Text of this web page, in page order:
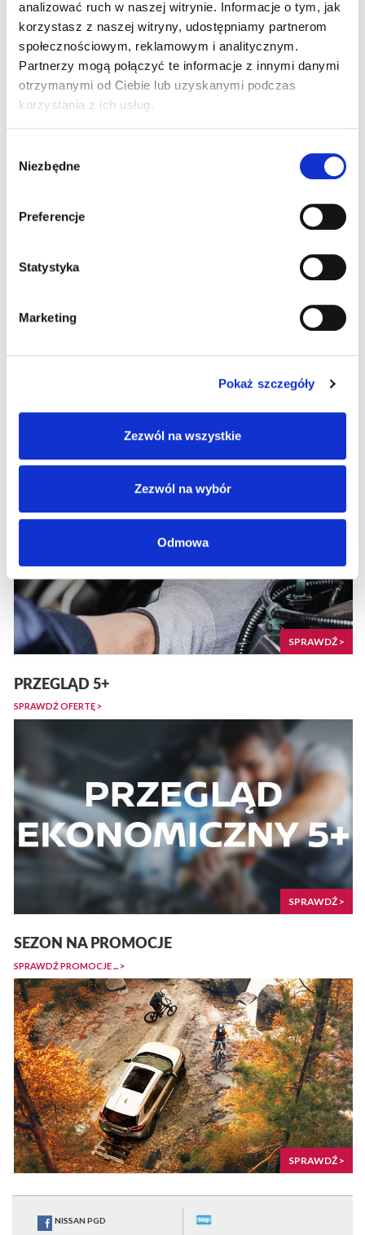
analizować ruch w naszej witrynie. Informacje o tym, jak
korzystasz z naszej witryny, udostępniamy partnerom
społecznościowym, reklamowym i analitycznym.
Partnerzy mogą połączyć te informacje z innymi danymi
otrzymanymi od Ciebie lub uzyskanymi podczas
korzystania z ich usług.
zgody
Niezbędne
Preferencje
Statystyka
Marketing
Pokaż szczegóły
Zezwól na wszystkie
Zezwól na wybór
Odmowa
Oświadczam, że zapoznałem się z
ZAPRASZAMY DO KONTAKTU Z SERWISEM ... >
SPRAWDŹ >
PRZEGLĄD 5+
SPRAWDŹ OFERTĘ >
SPRAWDŹ >
SEZON NA PROMOCJE
SPRAWDŹ PROMOCJE ... >
SPRAWDŹ >
NISSAN PGD